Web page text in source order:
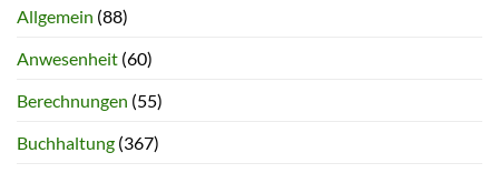
Allgemein (88)
Anwesenheit (60)
Berechnungen (55)
Buchhaltung (367)